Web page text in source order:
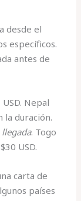
desde el
específicos.
antes de
Nepal
la duración.
llegada. Togo
USD.
carta de
países